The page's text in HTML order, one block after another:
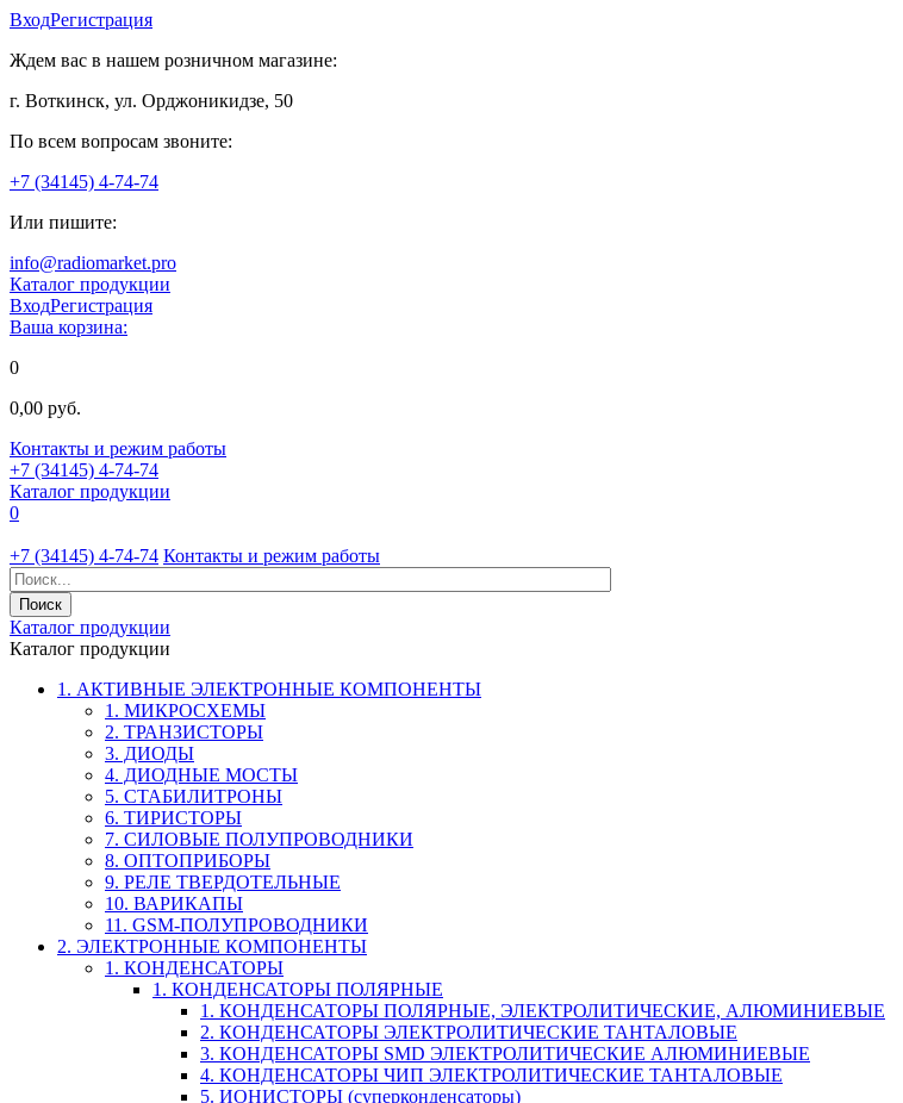
ВходРегистрация
Ждем вас в нашем розничном магазине:
г. Воткинск, ул. Орджоникидзе, 50
По всем вопросам звоните:
+7 (34145) 4-74-74
Или пишите:
info@radiomarket.pro
Каталог продукции
ВходРегистрация
Ваша корзина:
0
0,00 руб.
Контакты и режим работы
+7 (34145) 4-74-74
Каталог продукции
0
+7 (34145) 4-74-74 Контакты и режим работы
Каталог продукции
Каталог продукции
1. АКТИВНЫЕ ЭЛЕКТРОННЫЕ КОМПОНЕНТЫ
1. МИКРОСХЕМЫ
2. ТРАНЗИСТОРЫ
3. ДИОДЫ
4. ДИОДНЫЕ МОСТЫ
5. СТАБИЛИТРОНЫ
6. ТИРИСТОРЫ
7. СИЛОВЫЕ ПОЛУПРОВОДНИКИ
8. ОПТОПРИБОРЫ
9. РЕЛЕ ТВЕРДОТЕЛЬНЫЕ
10. ВАРИКАПЫ
11. GSM-ПОЛУПРОВОДНИКИ
2. ЭЛЕКТРОННЫЕ КОМПОНЕНТЫ
1. КОНДЕНСАТОРЫ
1. КОНДЕНСАТОРЫ ПОЛЯРНЫЕ
1. КОНДЕНСАТОРЫ ПОЛЯРНЫЕ, ЭЛЕКТРОЛИТИЧЕСКИЕ, АЛЮМИНИЕВЫЕ
2. КОНДЕНСАТОРЫ ЭЛЕКТРОЛИТИЧЕСКИЕ ТАНТАЛОВЫЕ
3. КОНДЕНСАТОРЫ SMD ЭЛЕКТРОЛИТИЧЕСКИЕ АЛЮМИНИЕВЫЕ
4. КОНДЕНСАТОРЫ ЧИП ЭЛЕКТРОЛИТИЧЕСКИЕ ТАНТАЛОВЫЕ
5. ИОНИСТОРЫ (суперконденсаторы)